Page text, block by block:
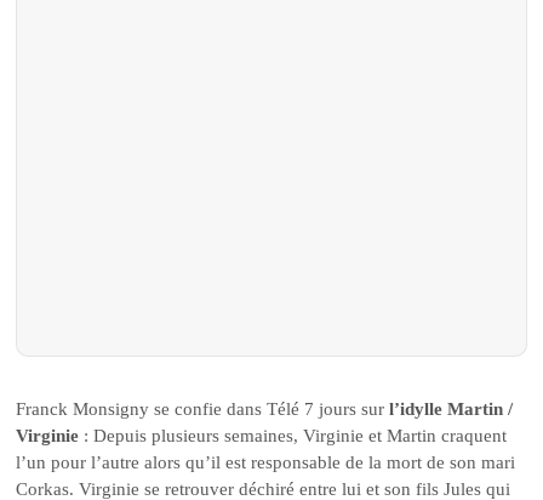
Franck Monsigny se confie dans Télé 7 jours sur l’idylle Martin /
Virginie : Depuis plusieurs semaines, Virginie et Martin craquent
l’un pour l’autre alors qu’il est responsable de la mort de son mari
Corkas. Virginie se retrouver déchiré entre lui et son fils Jules qui